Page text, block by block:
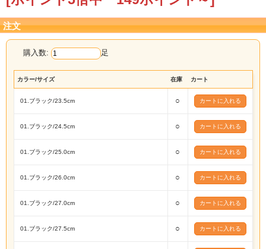
注文
購入数: 足
カラー/サイズ 在庫 カート
01.ブラック/23.5cm ○
01.ブラック/24.5cm ○
01.ブラック/25.0cm ○
01.ブラック/26.0cm ○
01.ブラック/27.0cm ○
01.ブラック/27.5cm ○